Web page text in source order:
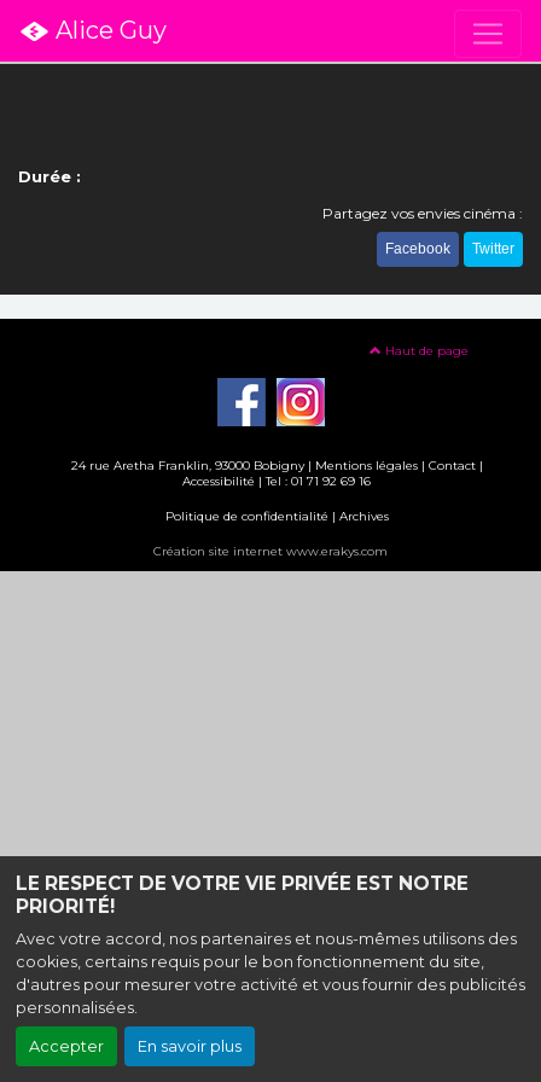
LE RESPECT DE VOTRE VIE PRIVÉE EST NOTRE
PRIORITÉ!
Avec votre accord, nos partenaires et nous-mêmes utilisons des
cookies, certains requis pour le bon fonctionnement du site,
d'autres pour mesurer votre activité et vous fournir des publicités
personnalisées.
Accepter En savoir plus
Alice Guy
Durée :
Partagez vos envies cinéma :
Facebook Twitter
Haut de page
24 rue Aretha Franklin, 93000 Bobigny | Mentions légales| Contact|
Accessibilité | Tel : 01 71 92 69 16
Politique de confidentialité | Archives
Création site internet www.erakys.com